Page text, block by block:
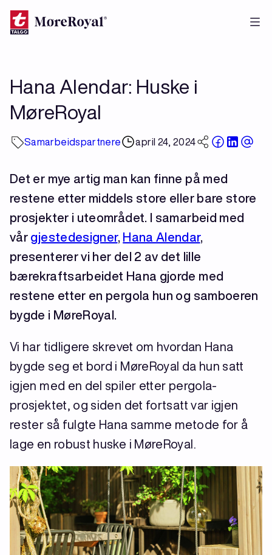
Hopp
Hana Alendar: Huske i
MøreRoyal
Samarbeidspartnere april 24, 2024
Det er mye artig man kan finne på med
restene etter middels store eller bare store
prosjekter i uteområdet. I samarbeid med
vår gjestedesigner, Hana Alendar,
presenterer vi her del 2 av det lille
bærekraftsarbeidet Hana gjorde med
restene etter en pergola hun og samboeren
bygde i MøreRoyal.
Vi har tidligere skrevet om hvordan Hana
bygde seg et bord i MøreRoyal da hun satt
igjen med en del spiler etter pergola-
prosjektet, og siden det fortsatt var igjen
rester så fulgte Hana samme metode for å
lage en robust huske i MøreRoyal.